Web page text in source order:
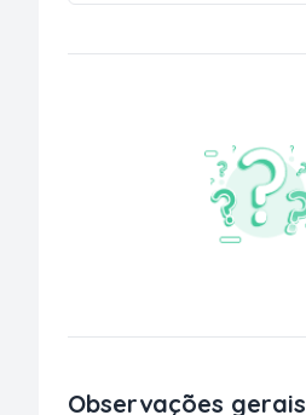
Observações gerais